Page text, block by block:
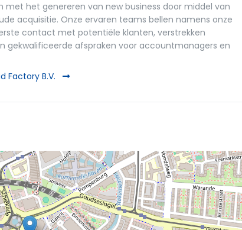
met het genereren van new business door middel van
acquisitie. Onze ervaren teams bellen namens onze
contact met potentiële klanten, verstrekken
gekwalificeerde afspraken voor accountmanagers en
Factory B.V.